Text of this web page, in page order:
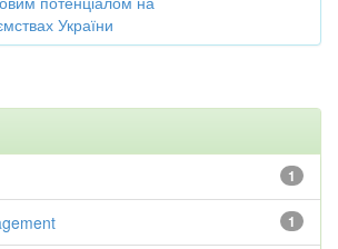
України
1
1